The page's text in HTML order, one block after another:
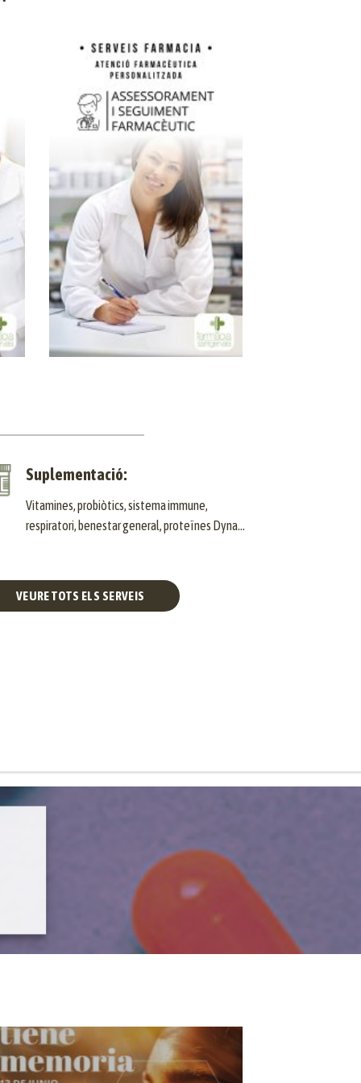
Suplementació:
Vitamines, probiòtics, sistema immune,
respiratori, benestar general, proteïnes Dyna…
VEURE TOTS ELS SERVEIS